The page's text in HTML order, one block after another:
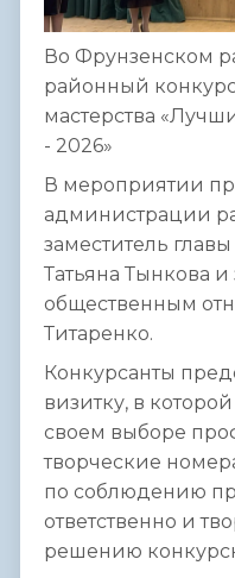
Во Фрунзенском
районный
мастерства
- 2026»
В мероприятии
администрации
заместитель
Татьяна Тынкова и
общественным
Титаренко.
Конкурсанты
визитку, в
своем выборе
творческие
по соблюдению
ответственно и
решению